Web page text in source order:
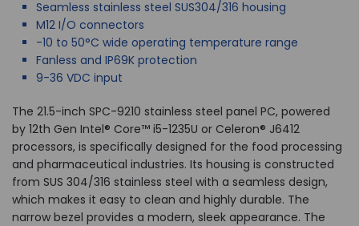
Seamless stainless steel SUS304/316 housing
M12 I/O connectors
-10 to 50°C wide operating temperature range
Fanless and IP69K protection
9-36 VDC input
The 21.5-inch SPC-9210 stainless steel panel PC, powered
by 12th Gen Intel® Core™ i5-1235U or Celeron® J6412
processors, is specifically designed for the food processing
and pharmaceutical industries. Its housing is constructed
from SUS 304/316 stainless steel with a seamless design,
which makes it easy to clean and highly durable. The
narrow bezel provides a modern, sleek appearance. The